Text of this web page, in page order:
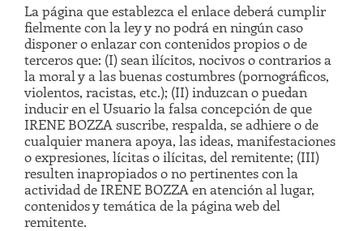
La página que establezca el enlace deberá cumplir
fielmente con la ley y no podrá en ningún caso
disponer o enlazar con contenidos propios o de
terceros que: (I) sean ilícitos, nocivos o contrarios a
la moral y a las buenas costumbres (pornográficos,
violentos, racistas, etc.); (II) induzcan o puedan
inducir en el Usuario la falsa concepción de que
IRENE BOZZA suscribe, respalda, se adhiere o de
cualquier manera apoya, las ideas, manifestaciones
o expresiones, lícitas o ilícitas, del remitente; (III)
resulten inapropiados o no pertinentes con la
actividad de IRENE BOZZA en atención al lugar,
contenidos y temática de la página web del
remitente.